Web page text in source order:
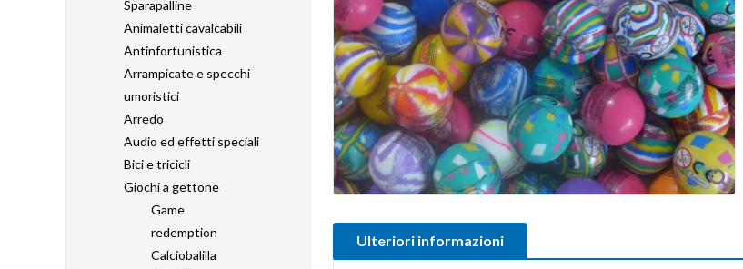
Sparapalline
Animaletti cavalcabili
Antinfortunistica
Arrampicate e specchi
umoristici
Arredo
Audio ed effetti speciali
Bici e tricicli
Giochi a gettone
Game
redemption
Calciobalilla
Ulteriori informazioni